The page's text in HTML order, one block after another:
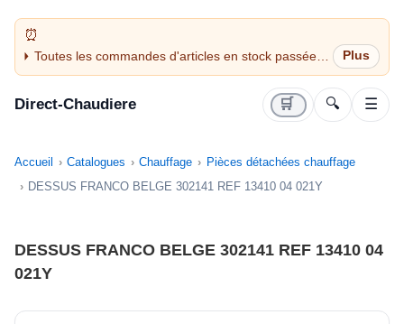
Toutes les commandes d'articles en stock passées
avant 14H sont expédiées le jour même (jours
Direct-Chaudiere 🛒 🔍 ☰
Accueil Catalogues Chauffage
Pièces détachées chauffage
DESSUS FRANCO BELGE 302141 REF 13410 04 021Y
DESSUS FRANCO BELGE 302141 REF 13410 04
021Y